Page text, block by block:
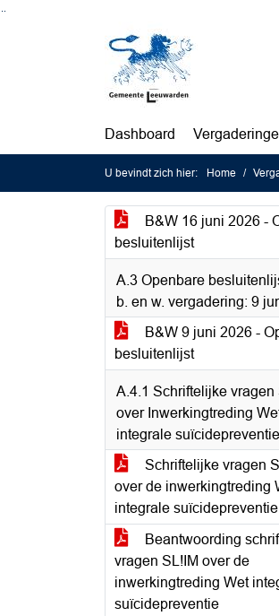
Dashboard
U bevindt zich hier: Home
B&W 16 juni 2026 -
besluitenlijst
A.3 Openbare
b. en w. vergadering: 9
B&W 9 juni 2026 -
besluitenlijst
A.4.1 Schriftelijke vragen
over Inwerkingtreding
integrale suïcidepreventie
Schriftelijke vragen
over de inwerkingtreding
integrale suïcidepreventie
Beantwoording
vragen SL!IM over de
inwerkingtreding Wet
suïcidepreventie